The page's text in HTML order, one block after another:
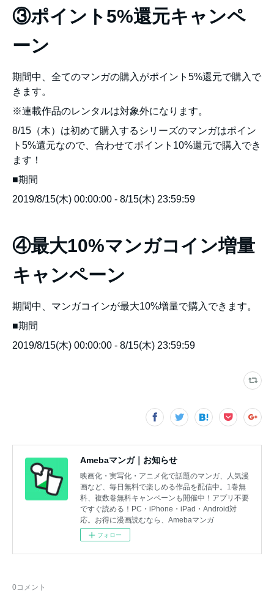
③ポイント5%還元キャンペ
ーン
期間中、全てのマンガの購入がポイント5%還元で購入で
きます。
※連載作品のレンタルは対象外になります。
8/15（木）は初めて購入するシリーズのマンガはポイン
ト5%還元なので、合わせてポイント10%還元で購入でき
ます！
■期間
2019/8/15(木) 00:00:00 - 8/15(木) 23:59:59
④最大10%マンガコイン増量
キャンペーン
期間中、マンガコインが最大10%増量で購入できます。
■期間
2019/8/15(木) 00:00:00 - 8/15(木) 23:59:59
Amebaマンガ｜お知らせ
映画化・実写化・アニメ化で話題のマンガ、人気漫
画など、毎日無料で楽しめる作品を配信中。1巻無
料、複数巻無料キャンペーンも開催中！アプリ不要
ですぐ読める！PC・iPhone・iPad・Android対
応。お得に漫画読むなら、Amebaマンガ
フォロー
0コメント